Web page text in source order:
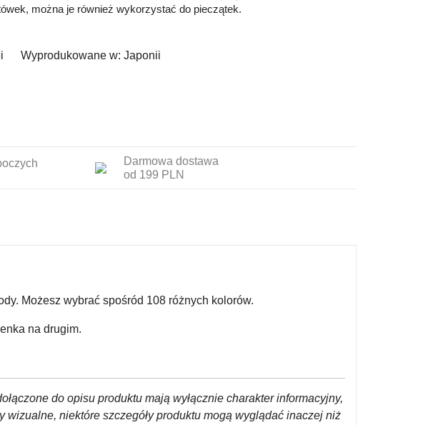
można je również wykorzystać do pieczątek.
Wyprodukowane w: Japonii
Darmowa dostawa
od 199 PLN
Możesz wybrać spośród 108 różnych kolorów.
na drugim.
do opisu produktu mają wyłącznie charakter informacyjny,
niektóre szczegóły produktu mogą wyglądać inaczej niż